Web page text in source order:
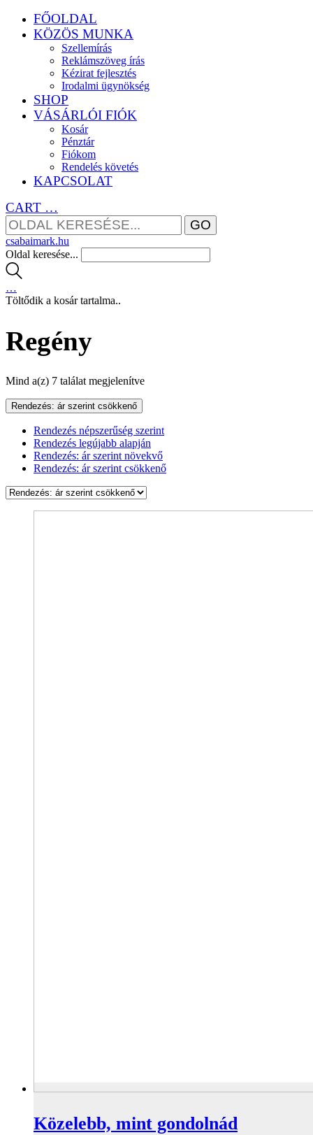
FŐOLDAL
KÖZÖS MUNKA
Szellemírás
Reklámszöveg írás
Kézirat fejlesztés
Irodalmi ügynökség
SHOP
VÁSÁRLÓI FIÓK
Kosár
Pénztár
Fiókom
Rendelés követés
KAPCSOLAT
CART …
csabaimark.hu
Oldal keresése...
…
Töltődik a kosár tartalma..
Regény
Mind a(z) 7 találat megjelenítveSorted
to
low
Rendezés: ár szerint csökkenő
Rendezés népszerűség szerint
Rendezés legújabb alapján
Rendezés: ár szerint növekvő
Rendezés: ár szerint csökkenő
Közelebb, mint gondolnád